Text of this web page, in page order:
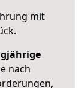
mit
.
nach